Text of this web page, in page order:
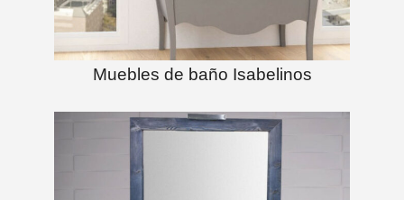
Muebles de baño Isabelinos